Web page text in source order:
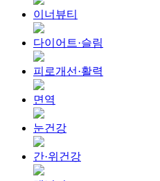
이너뷰티
다이어트·슬림
피로개선·활력
면역
눈건강
간·위건강